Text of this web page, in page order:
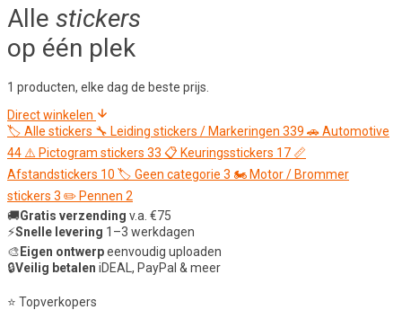
Alle stickers
op één plek
1 producten, elke dag de beste prijs.
Direct winkelen
🏷️ Alle stickers 🔧 Leiding stickers / Markeringen 339 🚗Automotive
44 ⚠️ Pictogram stickers 33 📋 Keuringsstickers 17 📏
Afstandstickers 10 🏷️ Geen categorie 3 🏍️ Motor / Brommer
stickers 3 ✏️ Pennen 2
🚚Gratis verzending v.a. €75
⚡Snelle levering 1–3 werkdagen
🎨 Eigen ontwerpeenvoudig uploaden
🔒Veilig betalen iDEAL, PayPal & meer
⭐ Topverkopers